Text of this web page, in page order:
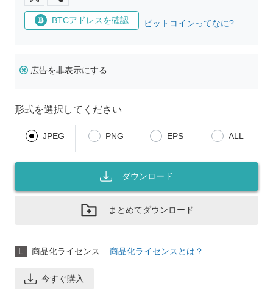
BTCアドレスを確認 ビットコインってなに?
広告を非表示にする
形式を選択してください
JPEG PNG EPS ALL
ダウンロード
まとめてダウンロード
L 商品化ライセンス 商品化ライセンスとは？
今すぐ購入